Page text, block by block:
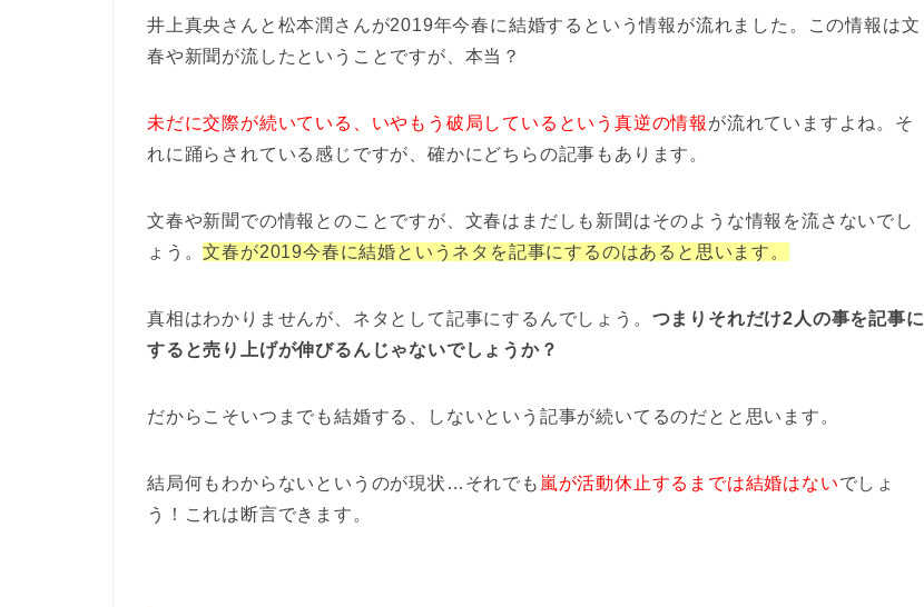
井上真央さんと松本潤さんが2019年今春に結婚するという情報が流れました。この情報は文
春や新聞が流したということですが、本当？
未だに交際が続いている、いやもう破局しているという真逆の情報 が流れていますよね。そ
れに踊らされている感じですが、確かにどちらの記事もあります。
文春や新聞での情報とのことですが、文春はまだしも新聞はそのような情報を流さないでし
ょう。文春が2019今春に結婚というネタを記事にするのはあると思います。
真相はわかりませんが、ネタとして記事にするんでしょう。 つまりそれだけ2人の事を記事に
すると売り上げが伸びるんじゃないでしょうか？
だからこそいつまでも結婚する、しないという記事が続いてるのだとと思います。
結局何もわからないというのが現状…それでも 嵐が活動休止するまでは結婚はないでしょ
う！これは断言できます。